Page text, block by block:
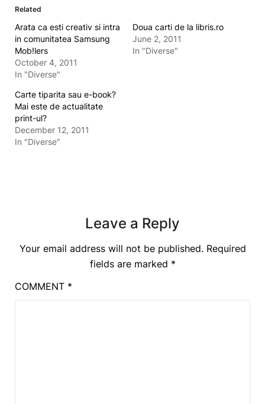
Related
Arata ca esti creativ si intra
in comunitatea Samsung
Mob!lers
October 4, 2011
In "Diverse"
Doua carti de la libris.ro
June 2, 2011
In "Diverse"
Carte tiparita sau e-book?
Mai este de actualitate
print-ul?
December 12, 2011
In "Diverse"
Leave a Reply
Your email address will not be published. Required
fields are marked *
COMMENT *